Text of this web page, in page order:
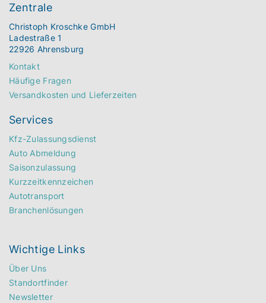
Zentrale
Christoph Kroschke GmbH
Ladestraße 1
22926 Ahrensburg
Kontakt
Häufige Fragen
Versandkosten und Lieferzeiten
Services
Kfz-Zulassungsdienst
Auto Abmeldung
Saisonzulassung
Kurzzeitkennzeichen
Autotransport
Branchenlösungen
Wichtige Links
Über Uns
Standortfinder
Newsletter